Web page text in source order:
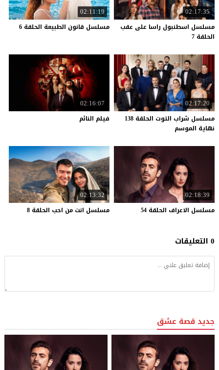
02:17:35
مسلسل اسطنبول راسا على عقب
الحلقة 7
02:11:19
مسلسل قانون الطبيعة الحلقة 6
02:17:20
مسلسل شراب التوت الحلقة 138
نهاية الموسم
02:16:07
فيلم النائم
02:18:39
مسلسل الاعراف الحلقة 54
02:13:32
مسلسل انت من احب الحلقة 8
0 التعليقات
جديد قصة عشق